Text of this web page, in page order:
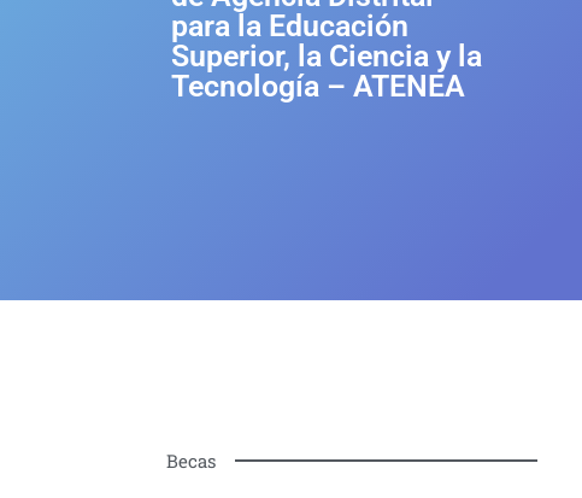
para la Educación
Superior, la Ciencia y la
Tecnología – ATENEA
Becas